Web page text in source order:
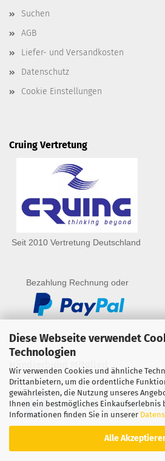
Diese Webseite verwendet
Technologien
Wir verwenden Cookies und ähnliche
Drittanbietern, um die ordentliche
gewährleisten, die Nutzung unseres
Ihnen ein bestmögliches Einkaufserlebnis
Informationen finden Sie in unserer
Alle
Suchen
AGB
Liefer- und Versandkosten
Datenschutz
Cookie Einstellungen
Cruing Vertretung
Seit 2010 Vertretung Deutschland
Bezahlung Rechnung oder
Händlerbund Mitglied